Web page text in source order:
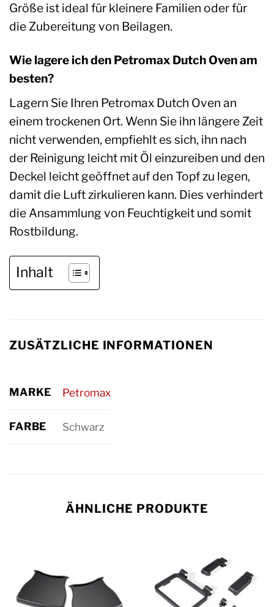
Größe ist ideal für kleinere Familien oder für
die Zubereitung von Beilagen.
Wie lagere ich den Petromax Dutch Oven am
besten?
Lagern Sie Ihren Petromax Dutch Oven an
einem trockenen Ort. Wenn Sie ihn längere Zeit
nicht verwenden, empfiehlt es sich, ihn nach
der Reinigung leicht mit Öl einzureiben und den
Deckel leicht geöffnet auf den Topf zu legen,
damit die Luft zirkulieren kann. Dies verhindert
die Ansammlung von Feuchtigkeit und somit
Rostbildung.
Inhalt
ZUSÄTZLICHE INFORMATIONEN
MARKE Petromax
FARBE Schwarz
ÄHNLICHE PRODUKTE